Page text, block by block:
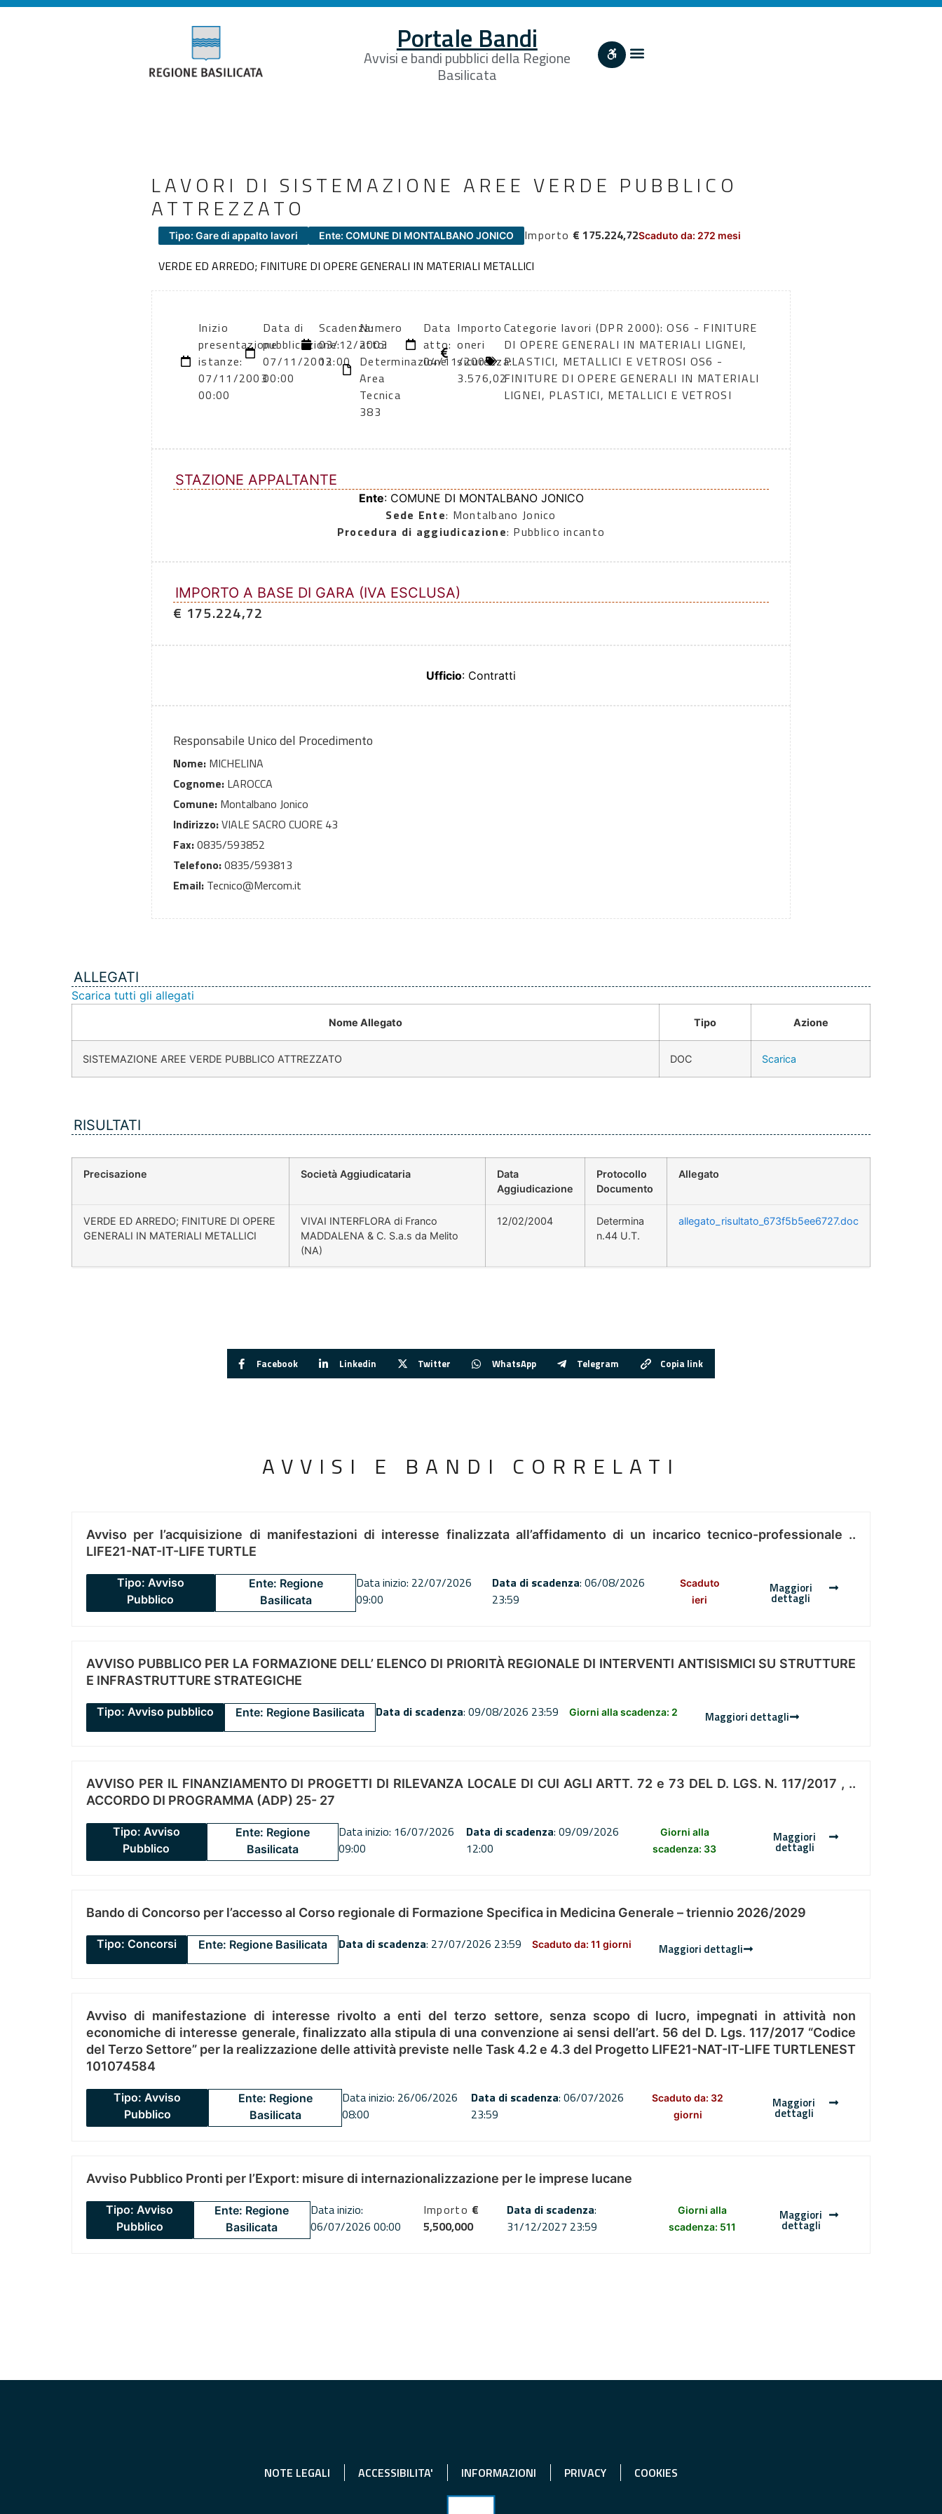
Portale Bandi
Avvisi e bandi pubblici della Regione
Basilicata
LAVORI DI SISTEMAZIONE AREE VERDE PUBBLICO
ATTREZZATO
Tipo: Gare di appalto lavori Ente: COMUNE DI MONTALBANO JONICO Importo € 175.224,72Scaduto da: 272 mesi
VERDE ED ARREDO; FINITURE DI OPERE GENERALI IN MATERIALI METALLICI
Inizio
presentazione
istanze:
07/11/2003
00:00
Data di
pubblicazione:
07/11/2003
00:00
Scadenza:
03/12/2003
12:00
Numero
atto:
Determinazione
Area
Tecnica
383
Data
atto:
04/11/2003
Importo
oneri
sicurezza:
3.576,02
Categorie lavori (DPR 2000): OS6 - FINITURE
DI OPERE GENERALI IN MATERIALI LIGNEI,
PLASTICI, METALLICI E VETROSI OS6 -
FINITURE DI OPERE GENERALI IN MATERIALI
LIGNEI, PLASTICI, METALLICI E VETROSI
STAZIONE APPALTANTE
Ente: COMUNE DI MONTALBANO JONICO
Sede Ente: Montalbano Jonico
Procedura di aggiudicazione: Pubblico incanto
IMPORTO A BASE DI GARA (IVA ESCLUSA)
€ 175.224,72
Ufficio: Contratti
Responsabile Unico del Procedimento
Nome: MICHELINA
Cognome: LAROCCA
Comune: Montalbano Jonico
Indirizzo:VIALE SACRO CUORE 43
Fax:0835/593852
Telefono:0835/593813
Email: Tecnico@Mercom.it
ALLEGATI
Scarica tutti gli allegati
Nome Allegato Tipo Azione
SISTEMAZIONE AREE VERDE PUBBLICO ATTREZZATO DOC Scarica
RISULTATI
Precisazione Società Aggiudicataria
Data
Aggiudicazione
Protocollo
Documento
Allegato
VERDE ED ARREDO; FINITURE DI OPERE
GENERALI IN MATERIALI METALLICI
VIVAI INTERFLORA di Franco
MADDALENA & C. S.a.s da Melito
(NA)
12/02/2004
Determina
n.44 U.T.
allegato_risultato_673f5b5ee6727.doc
Facebook Linkedin Twitter WhatsApp Telegram Copia link
AVVISI E BANDI CORRELATI
Avviso per l’acquisizione di manifestazioni di interesse finalizzata all’affidamento di un incarico tecnico-professionale ..
LIFE21-NAT-IT-LIFE TURTLE
Tipo: Avviso
Pubblico
Ente: Regione
Basilicata
Data inizio: 22/07/2026
09:00
Data di scadenza: 06/08/2026
23:59
Scaduto
ieri
Maggiori
dettagli
AVVISO PUBBLICO PER LA FORMAZIONE DELL’ ELENCO DI PRIORITÀ REGIONALE DI INTERVENTI ANTISISMICI SU STRUTTURE
E INFRASTRUTTURE STRATEGICHE
Tipo: Avviso pubblico Ente: Regione Basilicata Data di scadenza: 09/08/2026 23:59 Giorni alla scadenza: 2 Maggiori dettagli
AVVISO PER IL FINANZIAMENTO DI PROGETTI DI RILEVANZA LOCALE DI CUI AGLI ARTT. 72 e 73 DEL D. LGS. N. 117/2017 , ..
ACCORDO DI PROGRAMMA (ADP) 25- 27
Tipo: Avviso
Pubblico
Ente: Regione
Basilicata
Data inizio: 16/07/2026
09:00
Data di scadenza: 09/09/2026
12:00
Giorni alla
scadenza: 33
Maggiori
dettagli
Bando di Concorso per l’accesso al Corso regionale di Formazione Specifica in Medicina Generale – triennio 2026/2029
Tipo: Concorsi Ente: Regione Basilicata Data di scadenza: 27/07/2026 23:59 Scaduto da: 11 giorni Maggiori dettagli
Avviso di manifestazione di interesse rivolto a enti del terzo settore, senza scopo di lucro, impegnati in attività non
economiche di interesse generale, finalizzato alla stipula di una convenzione ai sensi dell’art. 56 del D. Lgs. 117/2017 “Codice
del Terzo Settore” per la realizzazione delle attività previste nelle Task 4.2 e 4.3 del Progetto LIFE21-NAT-IT-LIFE TURTLENEST
101074584
Tipo: Avviso
Pubblico
Ente: Regione
Basilicata
Data inizio: 26/06/2026
08:00
Data di scadenza: 06/07/2026
23:59
Scaduto da: 32
giorni
Maggiori
dettagli
Avviso Pubblico Pronti per l’Export: misure di internazionalizzazione per le imprese lucane
Tipo: Avviso
Pubblico
Ente: Regione
Basilicata
Data inizio:
06/07/2026 00:00
Importo €
5,500,000
Data di scadenza:
31/12/2027 23:59
Giorni alla
scadenza: 511
Maggiori
dettagli
NOTE LEGALI ACCESSIBILITA' INFORMAZIONI PRIVACY COOKIES